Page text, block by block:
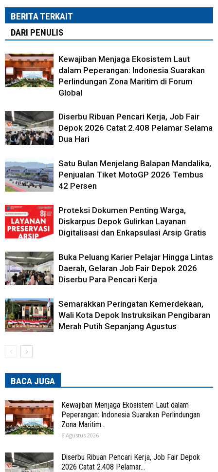
BERITA TERKAIT
DARI PENULIS
Kewajiban Menjaga Ekosistem Laut
dalam Peperangan: Indonesia Suarakan
Perlindungan Zona Maritim di Forum
Global
Diserbu Ribuan Pencari Kerja, Job Fair
Depok 2026 Catat 2.408 Pelamar Selama
Dua Hari
Satu Bulan Menjelang Balapan Mandalika,
Penjualan Tiket MotoGP 2026 Tembus
42 Persen
Proteksi Dokumen Penting Warga,
Diskarpus Depok Gulirkan Layanan
Digitalisasi dan Enkapsulasi Arsip Gratis
Buka Peluang Karier Pelajar Hingga Lintas
Daerah, Gelaran Job Fair Depok 2026
Diserbu Para Pencari Kerja
Semarakkan Peringatan Kemerdekaan,
Wali Kota Depok Instruksikan Pengibaran
Merah Putih Sepanjang Agustus
BACA JUGA
Kewajiban Menjaga Ekosistem Laut dalam
Peperangan: Indonesia Suarakan Perlindungan
Zona Maritim...
6 Agustus 2026
Diserbu Ribuan Pencari Kerja, Job Fair Depok
2026 Catat 2.408 Pelamar...